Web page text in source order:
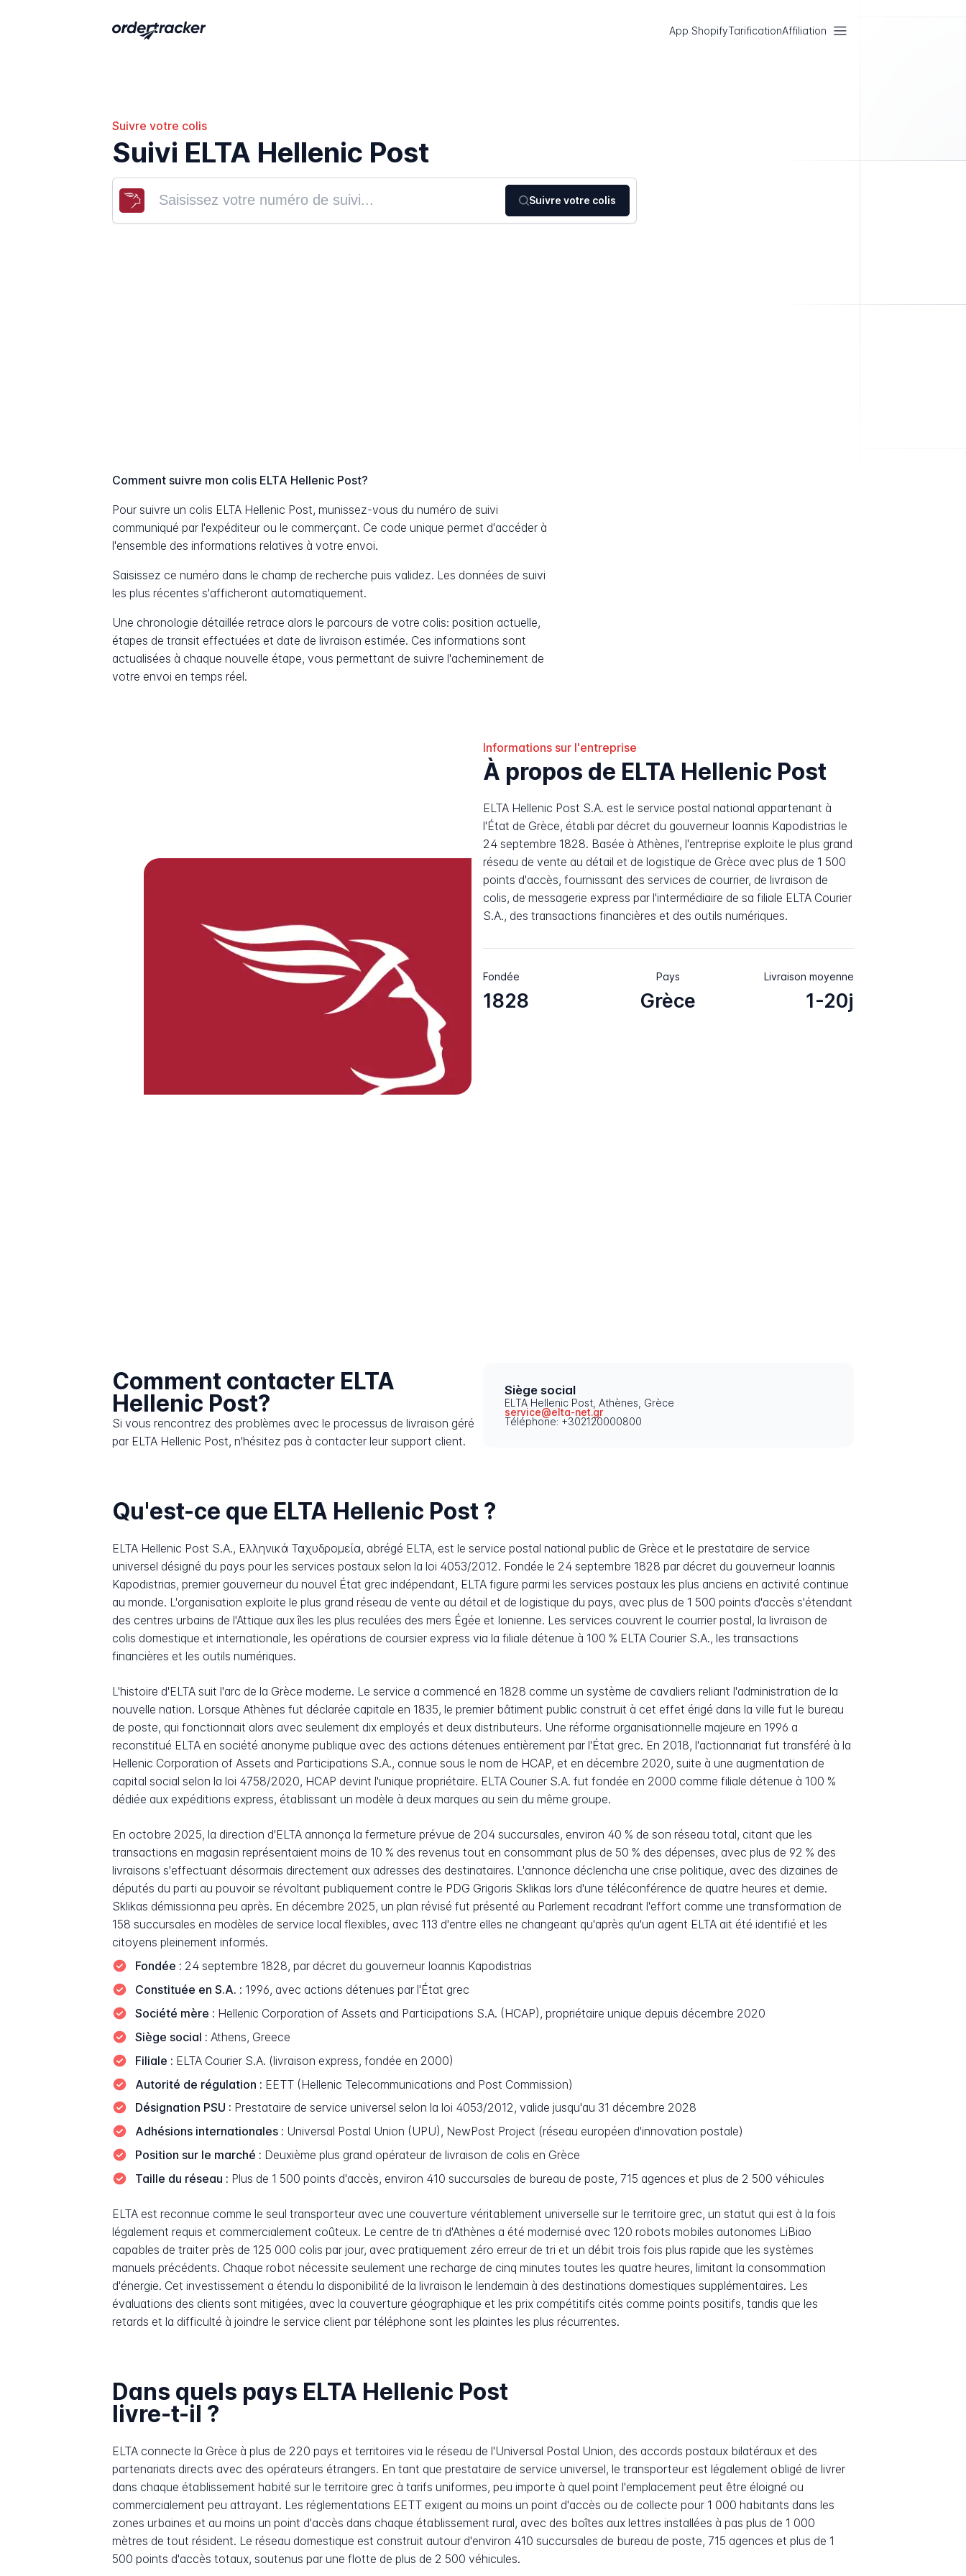
App ShopifyTarificationAffiliation
Suivre votre colis
Suivi ELTA Hellenic Post
Suivre votre colis
Comment suivre mon colis ELTA Hellenic Post?
Pour suivre un colis ELTA Hellenic Post, munissez-vous du numéro de suivi
communiqué par l'expéditeur ou le commerçant. Ce code unique permet d'accéder à
l'ensemble des informations relatives à votre envoi.
Saisissez ce numéro dans le champ de recherche puis validez. Les données de suivi
les plus récentes s'afficheront automatiquement.
Une chronologie détaillée retrace alors le parcours de votre colis: position actuelle,
étapes de transit effectuées et date de livraison estimée. Ces informations sont
actualisées à chaque nouvelle étape, vous permettant de suivre l'acheminement de
votre envoi en temps réel.
Informations sur l'entreprise
À propos de ELTA Hellenic Post
ELTA Hellenic Post S.A. est le service postal national appartenant à
l'État de Grèce, établi par décret du gouverneur Ioannis Kapodistrias le
24 septembre 1828. Basée à Athènes, l'entreprise exploite le plus grand
réseau de vente au détail et de logistique de Grèce avec plus de 1 500
points d'accès, fournissant des services de courrier, de livraison de
colis, de messagerie express par l'intermédiaire de sa filiale ELTA Courier
S.A., des transactions financières et des outils numériques.
Fondée
1828
Pays
Grèce
Livraison moyenne
1-20j
Comment contacter ELTA
Hellenic Post?
Si vous rencontrez des problèmes avec le processus de livraison géré
par ELTA Hellenic Post, n'hésitez pas à contacter leur support client.
Siège social
ELTA Hellenic Post, Athènes, Grèce
service@elta-net.gr
Téléphone: +302120000800
Qu'est-ce que ELTA Hellenic Post ?
ELTA Hellenic Post S.A., Ελληνικά Ταχυδρομεία, abrégé ELTA, est le service postal national public de Grèce et le prestataire de service
universel désigné du pays pour les services postaux selon la loi 4053/2012. Fondée le 24 septembre 1828 par décret du gouverneur Ioannis
Kapodistrias, premier gouverneur du nouvel État grec indépendant, ELTA figure parmi les services postaux les plus anciens en activité continue
au monde. L'organisation exploite le plus grand réseau de vente au détail et de logistique du pays, avec plus de 1 500 points d'accès s'étendant
des centres urbains de l'Attique aux îles les plus reculées des mers Égée et Ionienne. Les services couvrent le courrier postal, la livraison de
colis domestique et internationale, les opérations de coursier express via la filiale détenue à 100 % ELTA Courier S.A., les transactions
financières et les outils numériques.
L'histoire d'ELTA suit l'arc de la Grèce moderne. Le service a commencé en 1828 comme un système de cavaliers reliant l'administration de la
nouvelle nation. Lorsque Athènes fut déclarée capitale en 1835, le premier bâtiment public construit à cet effet érigé dans la ville fut le bureau
de poste, qui fonctionnait alors avec seulement dix employés et deux distributeurs. Une réforme organisationnelle majeure en 1996 a
reconstitué ELTA en société anonyme publique avec des actions détenues entièrement par l'État grec. En 2018, l'actionnariat fut transféré à la
Hellenic Corporation of Assets and Participations S.A., connue sous le nom de HCAP, et en décembre 2020, suite à une augmentation de
capital social selon la loi 4758/2020, HCAP devint l'unique propriétaire. ELTA Courier S.A. fut fondée en 2000 comme filiale détenue à 100 %
dédiée aux expéditions express, établissant un modèle à deux marques au sein du même groupe.
En octobre 2025, la direction d'ELTA annonça la fermeture prévue de 204 succursales, environ 40 % de son réseau total, citant que les
transactions en magasin représentaient moins de 10 % des revenus tout en consommant plus de 50 % des dépenses, avec plus de 92 % des
livraisons s'effectuant désormais directement aux adresses des destinataires. L'annonce déclencha une crise politique, avec des dizaines de
députés du parti au pouvoir se révoltant publiquement contre le PDG Grigoris Sklikas lors d'une téléconférence de quatre heures et demie.
Sklikas démissionna peu après. En décembre 2025, un plan révisé fut présenté au Parlement recadrant l'effort comme une transformation de
158 succursales en modèles de service local flexibles, avec 113 d'entre elles ne changeant qu'après qu'un agent ELTA ait été identifié et les
citoyens pleinement informés.
Fondée : 24 septembre 1828, par décret du gouverneur Ioannis Kapodistrias
Constituée en S.A. : 1996, avec actions détenues par l'État grec
Société mère : Hellenic Corporation of Assets and Participations S.A. (HCAP), propriétaire unique depuis décembre 2020
Siège social : Athens, Greece
Filiale : ELTA Courier S.A. (livraison express, fondée en 2000)
Autorité de régulation : EETT (Hellenic Telecommunications and Post Commission)
Désignation PSU : Prestataire de service universel selon la loi 4053/2012, valide jusqu'au 31 décembre 2028
Adhésions internationales : Universal Postal Union (UPU), NewPost Project (réseau européen d'innovation postale)
Position sur le marché : Deuxième plus grand opérateur de livraison de colis en Grèce
Taille du réseau : Plus de 1 500 points d'accès, environ 410 succursales de bureau de poste, 715 agences et plus de 2 500 véhicules
ELTA est reconnue comme le seul transporteur avec une couverture véritablement universelle sur le territoire grec, un statut qui est à la fois
légalement requis et commercialement coûteux. Le centre de tri d'Athènes a été modernisé avec 120 robots mobiles autonomes LiBiao
capables de traiter près de 125 000 colis par jour, avec pratiquement zéro erreur de tri et un débit trois fois plus rapide que les systèmes
manuels précédents. Chaque robot nécessite seulement une recharge de cinq minutes toutes les quatre heures, limitant la consommation
d'énergie. Cet investissement a étendu la disponibilité de la livraison le lendemain à des destinations domestiques supplémentaires. Les
évaluations des clients sont mitigées, avec la couverture géographique et les prix compétitifs cités comme points positifs, tandis que les
retards et la difficulté à joindre le service client par téléphone sont les plaintes les plus récurrentes.
Dans quels pays ELTA Hellenic Post
livre-t-il ?
ELTA connecte la Grèce à plus de 220 pays et territoires via le réseau de l'Universal Postal Union, des accords postaux bilatéraux et des
partenariats directs avec des opérateurs étrangers. En tant que prestataire de service universel, le transporteur est légalement obligé de livrer
dans chaque établissement habité sur le territoire grec à tarifs uniformes, peu importe à quel point l'emplacement peut être éloigné ou
commercialement peu attrayant. Les réglementations EETT exigent au moins un point d'accès ou de collecte pour 1 000 habitants dans les
zones urbaines et au moins un point d'accès dans chaque établissement rural, avec des boîtes aux lettres installées à pas plus de 1 000
mètres de tout résident. Le réseau domestique est construit autour d'environ 410 succursales de bureau de poste, 715 agences et plus de 1
500 points d'accès totaux, soutenus par une flotte de plus de 2 500 véhicules.